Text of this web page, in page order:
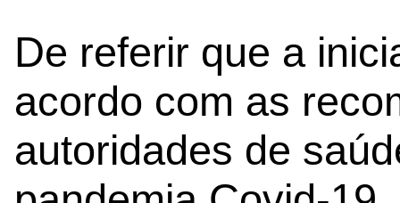
De referir que a
acordo com as
autoridades de